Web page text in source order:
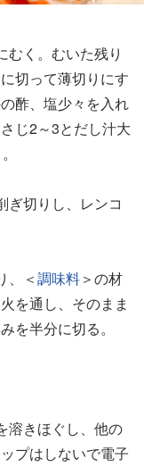
むく。むいた残り
切って薄切りにす
酢、塩少々を入れ
じ2～3とだし汁大
ぎ切りし、レンコ
、＜調味料＞の材
を通し、そのまま
を半分に切る。
溶きほぐし、他の
プはしないで電子